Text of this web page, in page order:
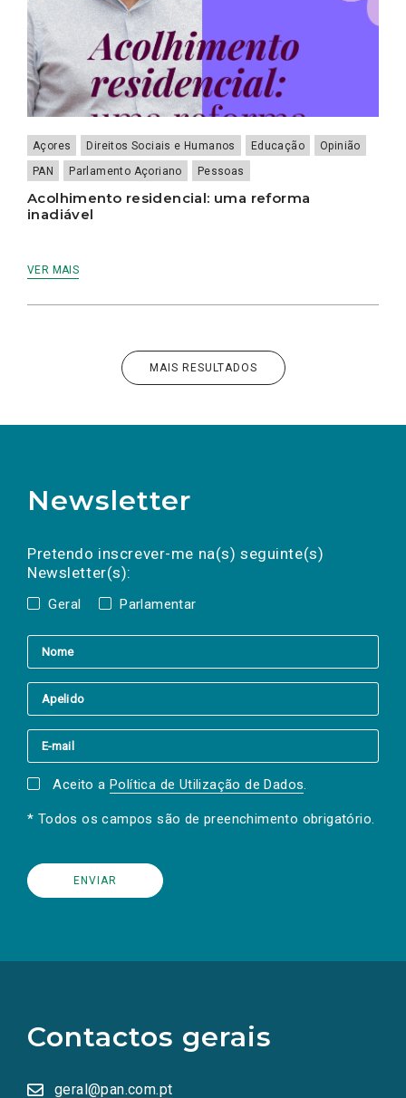
Açores Direitos Sociais e Humanos Educação
Opinião
PAN
Parlamento Açoriano Pessoas
Acolhimento residencial: uma reforma
inadiável
VER MAIS
MAIS RESULTADOS
Newsletter
Pretendo inscrever-me na(s) seguinte(s)
Newsletter(s):
Geral Parlamentar
a(s) newsletter(s).
mail
Aceito a Política de Utilização de Dados.
* Todos os campos são de preenchimento obrigatório.
Contactos gerais
geral@pan.com.pt
redes
sociais
numa